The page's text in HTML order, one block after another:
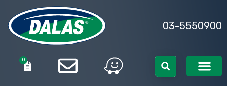
03-5550900
0